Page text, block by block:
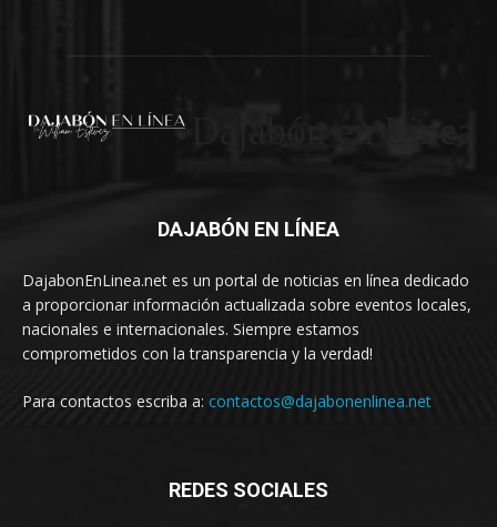
DAJABÓN EN LÍNEA
DajabonEnLinea.net es un portal de noticias en línea dedicado
a proporcionar información actualizada sobre eventos locales,
nacionales e internacionales. Siempre estamos
comprometidos con la transparencia y la verdad!
Para contactos escriba a: contactos@dajabonenlinea.net
REDES SOCIALES